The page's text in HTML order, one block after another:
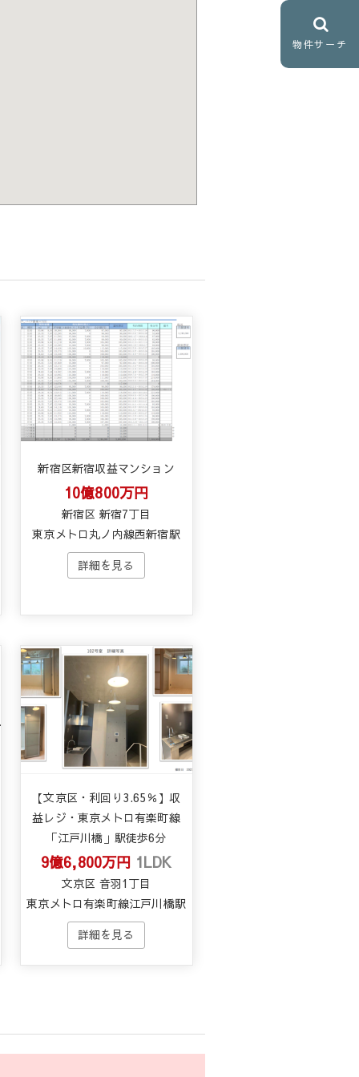
新宿区新宿収益マンション
10億800万円
新宿区 新宿7丁目
東京メトロ丸ノ内線西新宿駅
【文京区・利回り3.65％】収
益レジ・東京メトロ有楽町線
「江戸川橋」駅徒歩6分
9億6,800万円 1LDK
文京区 音羽1丁目
東京メトロ有楽町線江戸川橋駅
物件サーチ